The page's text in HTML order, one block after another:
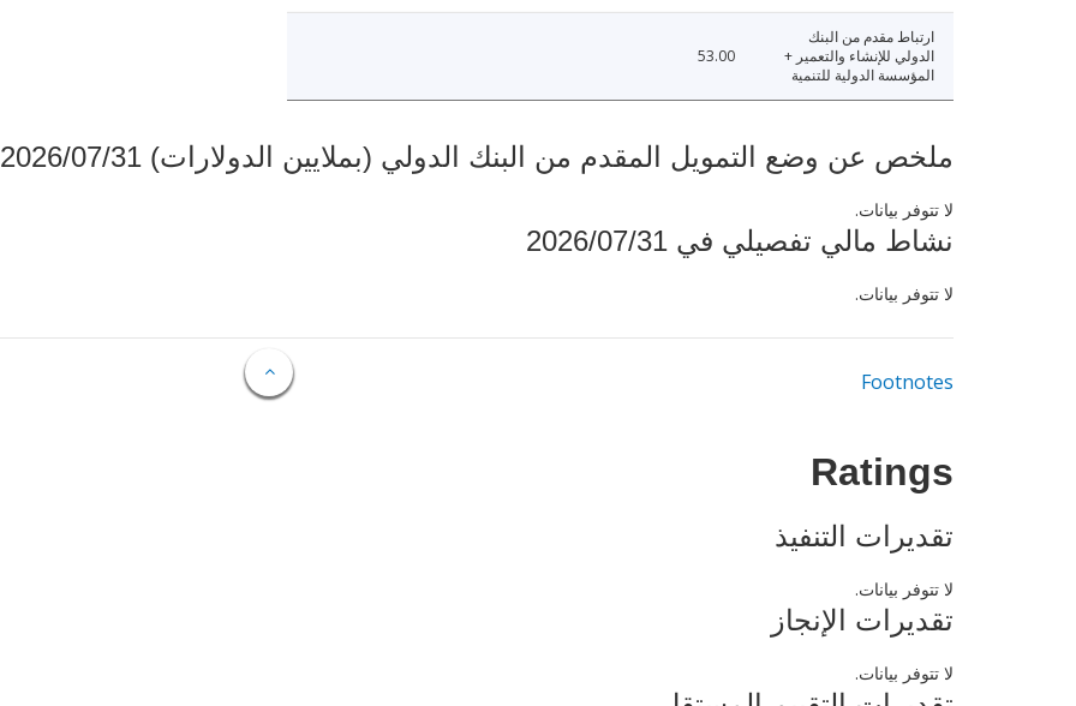
ارتباط مقدم من البنك
الدولي للإنشاء والتعمير +
المؤسسة الدولية للتنمية
53.00
ملخص عن وضع التمويل المقدم من البنك الدولي (بملايين الدولارات) 2026/07/31
لا تتوفر بيانات.
نشاط مالي تفصيلي في 2026/07/31
لا تتوفر بيانات.
Footnotes
Ratings
تقديرات التنفيذ
لا تتوفر بيانات.
تقديرات الإنجاز
لا تتوفر بيانات.